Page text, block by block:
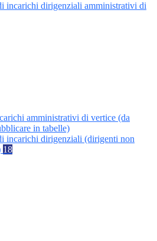
incarichi dirigenziali amministrativi di
amministrativi di vertice (da
in tabelle)
incarichi dirigenziali (dirigenti non
18